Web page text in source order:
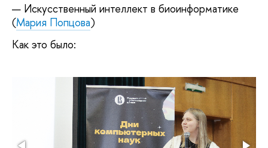
Искусственный интеллект в биоинформатике
(Мария Попцова)
Как это было: